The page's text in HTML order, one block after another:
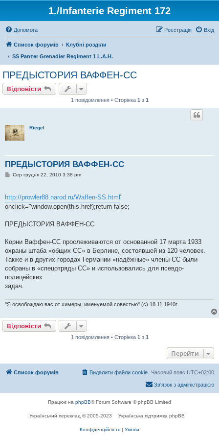
1./Infanterie Regiment 172
Допомога Вхід
Реєстрація
Список форумів
Клубні розділи
SS Panzer Grenadier Regiment 1 L.A.H.
ПРЕДЫСТОРИЯ ВАФФЕН-СС
Відповісти
1 повідомлення • Сторінка 1 з 1
Riegel
ПРЕДЫСТОРИЯ ВАФФЕН-СС
П
д
о
м
е
н
Сер грудня 22, 2010 3:38 pm
http://prowler88.narod.ru/Waffen-SS.html "
onclick="window.open(this.href);return false;
ПРЕДЫСТОРИЯ ВАФФЕН-СС
Корни Ваффен-СС прослеживаются от основанной 17 марта 1933
охраны штаба «общих СС» в Берлине, состоявшей из 120 человек.
Также и в других городах Германии «надёжные» члены СС были
собраны в «спецотряды СС» и использовались для псевдо-
полицейских
задач.
"Я освобождаю вас от химеры, именуемой совестью" (с) 18.11.1940г
Відповісти
1 повідомлення • Сторінка 1 з 1
Перейти
Список форумів Часовий пояс UTC+02:00
Видалити файли cookie
Зв'язок з адміністрацією
Працює на phpBB® Forum Software © phpBB Limited
Український переклад © 2005-2023 Українська підтримка phpBB
Конфіденційність | Умови